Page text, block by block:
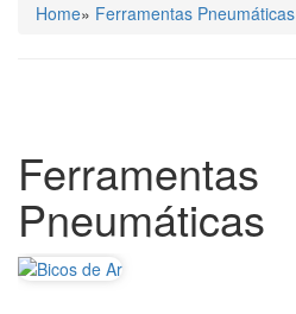
Home» Ferramentas Pneumáticas
Ferramentas
Pneumáticas